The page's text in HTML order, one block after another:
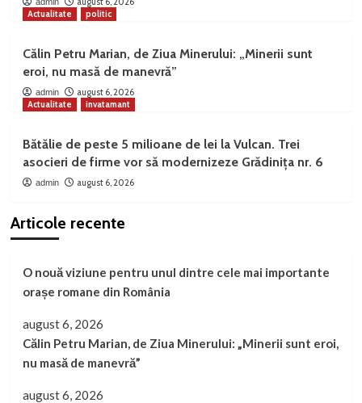
Actualitate
politic
Călin Petru Marian, de Ziua Minerului: „Minerii sunt
eroi, nu masă de manevră”
admin
august 6, 2026
Actualitate
invatamant
Bătălie de peste 5 milioane de lei la Vulcan. Trei
asocieri de firme vor să modernizeze Grădinița nr. 6
admin august 6, 2026
Articole recente
O nouă viziune pentru unul dintre cele mai importante
orașe romane din România
august 6, 2026
Călin Petru Marian, de Ziua Minerului: „Minerii sunt eroi,
nu masă de manevră”
august 6, 2026